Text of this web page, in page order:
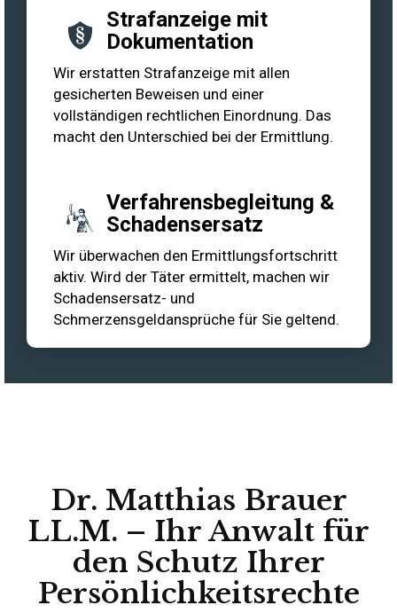
Strafanzeige mit
Dokumentation
Wir erstatten Strafanzeige mit allen
gesicherten Beweisen und einer
vollständigen rechtlichen Einordnung. Das
macht den Unterschied bei der Ermittlung.
Verfahrensbegleitung &
Schadensersatz
Wir überwachen den Ermittlungsfortschritt
aktiv. Wird der Täter ermittelt, machen wir
Schadensersatz- und
Schmerzensgeldansprüche für Sie geltend.
Dr. Matthias Brauer
LL.M. – Ihr Anwalt für
den Schutz Ihrer
Persönlichkeitsrechte